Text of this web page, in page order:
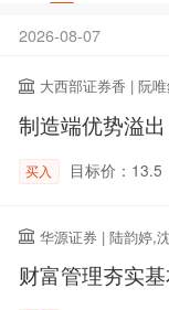
2026-08-07
大西部证券香 | 阮
制造端优势溢
买入 目标价：13.5
华源证券 | 陆韵婷,
财富管理夯实